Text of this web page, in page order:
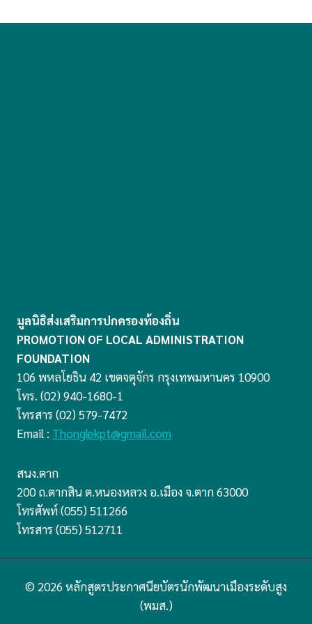
มูลนิธิส่งเสริมการปกครองท้องถิ่น
PROMOTION OF LOCAL ADMINISTRATION
FOUNDATION
106 พหลโยธิน 42 เขตจตุจักร กรุงเทพมหานคร 10900
โทร. (02) 940-1680-1
โทรสาร (02) 579-7472
Email : Thonglekpt@gmail.com
สนง.ตาก
200 ถ.ตากสิน ต.หนองหลวง อ.เมือง จ.ตาก 63000
โทรศัพท์ (055) 511266
โทรสาร (055) 512711
© 2026 หลักสูตรประกาศนียบัตรนักพัฒนาเมืองระดับสูง
(พมส.)